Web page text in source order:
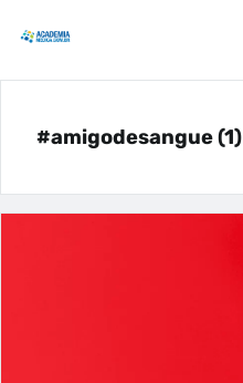
#amigodesangue (1)